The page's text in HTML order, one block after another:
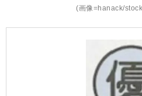
(画像=hanack/